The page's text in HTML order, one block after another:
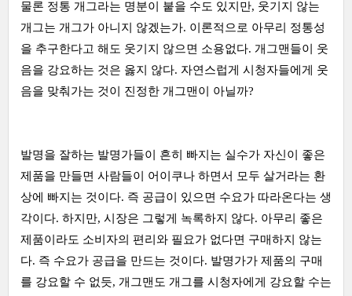
물론 정통 개그라는 명분이 붙을 수도 있지만, 웃기지 않는
개그는 개그가 아니지 않겠는가. 이론적으로 아무리 정통성
을 추구한다고 해도 웃기지 않으면 소용없다. 개그맨들이 웃
음을 강요하는 것은 옳지 않다. 자연스럽게 시청자들에게 웃
음을 맞춰가는 것이 진정한 개그맨이 아닐까?
발명을 잘하는 발명가들이 흔히 빠지는 실수가 자신이 좋은
제품을 만들면 사람들이 어이쿠나 하면서 모두 살거라는 환
상에 빠지는 것이다. 즉 공급이 있으면 수요가 따라온다는 생
각이다. 하지만, 시장은 그렇게 녹록하지 않다. 아무리 좋은
제품이라도 소비자의 편리와 필요가 없다면 구매하지 않는
다. 즉 수요가 공급을 만드는 것이다. 발명가가 제품의 구매
를 강요할 수 없듯, 개그맨도 개그를 시청자에게 강요할 수는